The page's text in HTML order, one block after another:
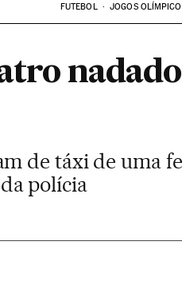
FUTEBOL JOGOS
de táxi de uma
polícia